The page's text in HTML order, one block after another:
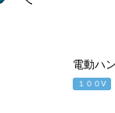
電動ハ
１００V